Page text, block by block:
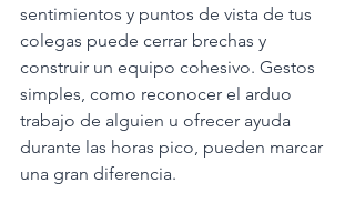
sentimientos y puntos de vista de tus
colegas puede cerrar brechas y
construir un equipo cohesivo. Gestos
simples, como reconocer el arduo
trabajo de alguien u ofrecer ayuda
durante las horas pico, pueden marcar
una gran diferencia.